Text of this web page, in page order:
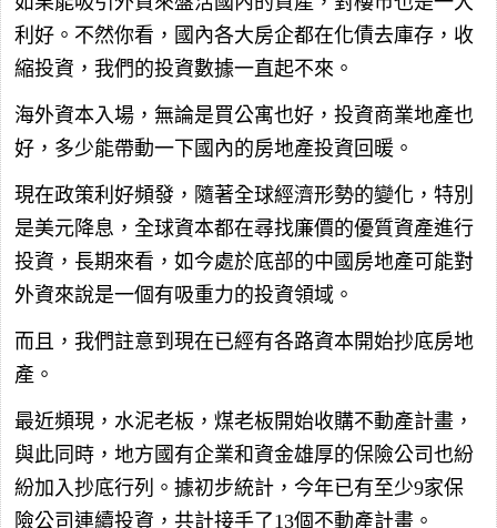
利好。不然你看，國內各大房企都在化債去庫存，收
縮投資，我們的投資數據一直起不來。
海外資本入場，無論是買公寓也好，投資商業地產也
好，多少能帶動一下國內的房地產投資回暖。
現在政策利好頻發，隨著全球經濟形勢的變化，特別
是美元降息，全球資本都在尋找廉價的優質資產進行
投資，長期來看，如今處於底部的中國房地產可能對
外資來說是一個有吸重力的投資領域。
而且，我們註意到現在已經有各路資本開始抄底房地
產。
最近頻現，水泥老板，煤老板開始收購不動產計畫，
與此同時，地方國有企業和資金雄厚的保險公司也紛
紛加入抄底行列。據初步統計，今年已有至少9家保
險公司連續投資，共計接手了13個不動產計畫。